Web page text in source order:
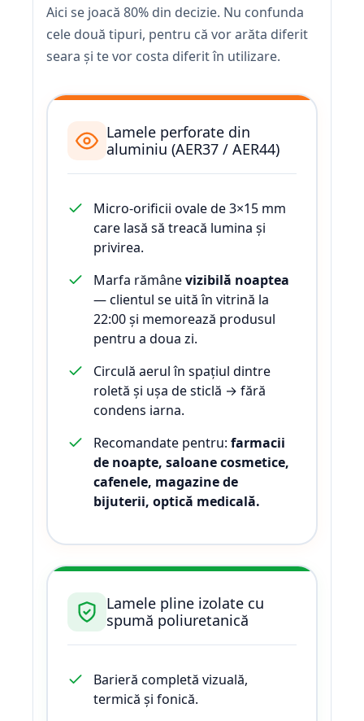
Aici se joacă 80% din decizie. Nu confunda
cele două tipuri, pentru că vor arăta diferit
seara și te vor costa diferit în utilizare.
Lamele perforate din
aluminiu (AER37 / AER44)
Micro-orificii ovale de 3×15 mm
care lasă să treacă lumina și
privirea.
Marfa rămânevizibilă noaptea
— clientul se uită în vitrină la
22:00 și memorează produsul
pentru a doua zi.
Circulă aerul în spațiul dintre
roletă și ușa de sticlă → fără
condens iarna.
Recomandate pentru: farmacii
de noapte, saloane cosmetice,
cafenele, magazine de
bijuterii, optică medicală.
Lamele pline izolate cu
spumă poliuretanică
Barieră completă vizuală,
termică și fonică.